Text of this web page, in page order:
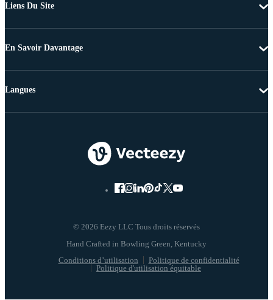
Liens Du Site
En Savoir Davantage
© 2026 Eezy LLC Tous droits réservés
Conditions d’utilisation
Politique de confidentialité
Politique d'utilisation équitable
Langues